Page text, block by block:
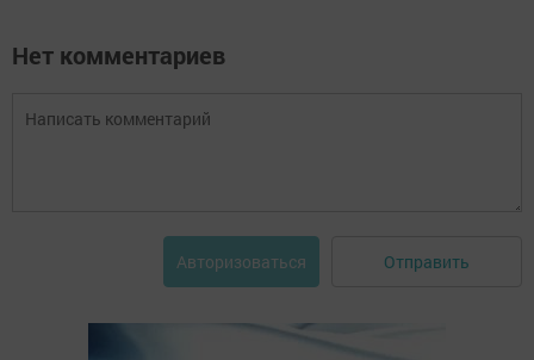
Нет комментариев
Авторизоваться Отправить